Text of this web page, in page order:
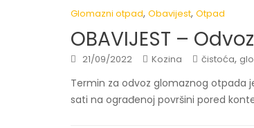
Glomazni otpad, Obavijest, Otpad
OBAVIJEST –
21/09/2022 Kozina čistoća,
Termin za odvoz glomaznog otpada
sati na ograđenoj površini pored